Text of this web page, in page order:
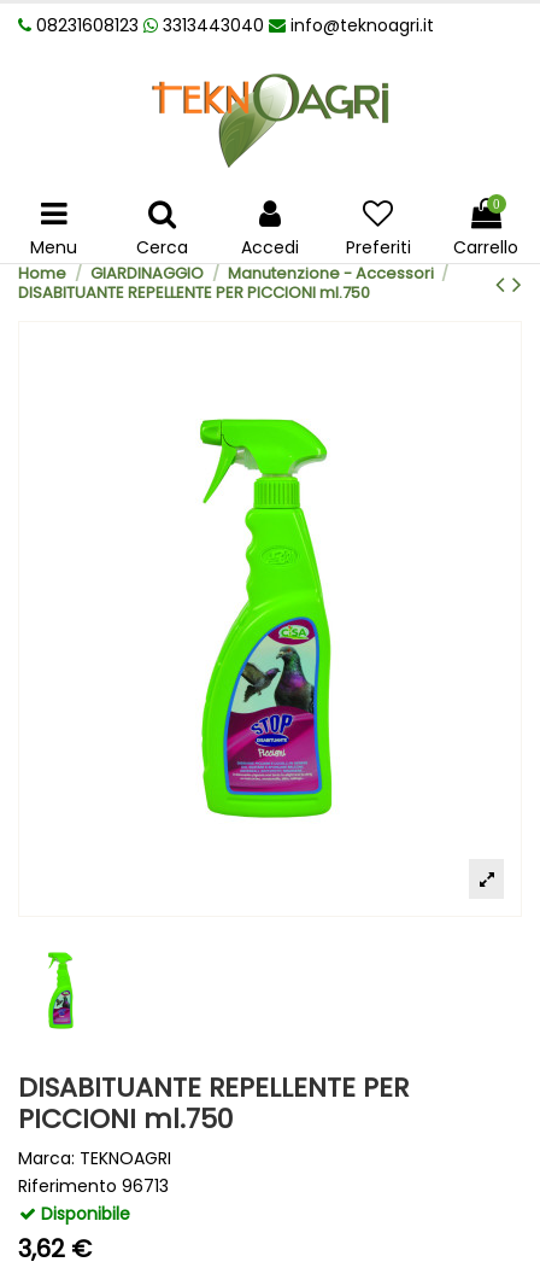
08231608123 3313443040 info@teknoagri.it
Menu Cerca Accedi Preferiti
0
Carrello
Home GIARDINAGGIO
Manutenzione - Accessori
DISABITUANTE REPELLENTE PER PICCIONI ml.750
DISABITUANTE REPELLENTE PER
PICCIONI ml.750
Marca: TEKNOAGRI
Riferimento 96713
Disponibile
3,62 €